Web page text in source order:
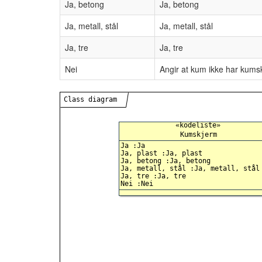
Ja, betong
Ja, betong
Ja, metall, stål
Ja, metall, stål
Ja, tre
Ja, tre
Nei
Angir at kum ikke har